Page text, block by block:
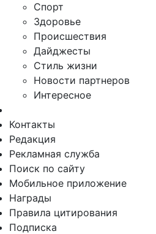
Спорт
Здоровье
Происшествия
Дайджесты
Стиль жизни
Новости партнеров
Интересное
Контакты
Редакция
Рекламная служба
Поиск по сайту
Мобильное приложение
Награды
Правила цитирования
Подписка